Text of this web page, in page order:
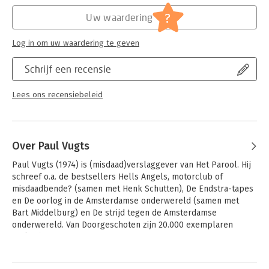
Strafrecht - Criminologie
Schrijf een recensie
Lees ons recensiebeleid
Uw waardering ?
Log in om uw waardering te geven
Over Paul Vugts
Paul Vugts (1974) is (misdaad)verslaggever van Het Parool. Hij
schreef o.a. de bestsellers Hells Angels, motorclub of
misdaadbende? (samen met Henk Schutten), De Endstra-tapes
en De oorlog in de Amsterdamse onderwereld (samen met
Bart Middelburg) en De strijd tegen de Amsterdamse
onderwereld. Van Doorgeschoten zijn 20.000 exemplaren
Andere boeken door Paul Vugts